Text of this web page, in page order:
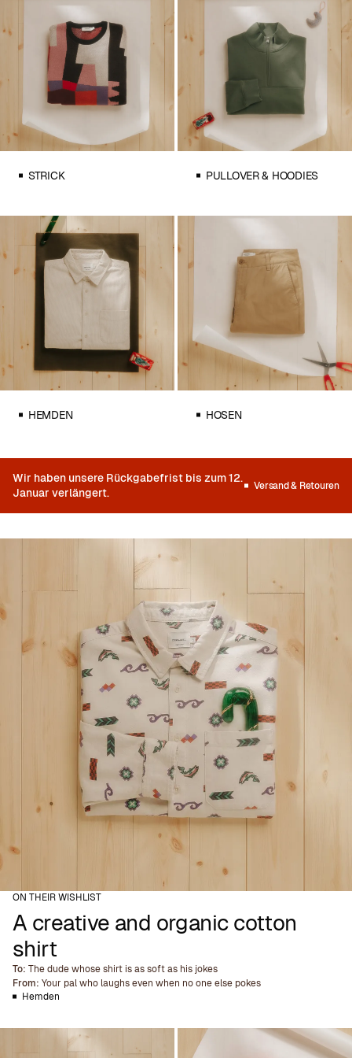
STRICK PULLOVER & HOODIES
HEMDEN HOSEN
Wir haben unsere Rückgabefrist bis zum 12.
Januar verlängert.
Versand & Retouren
ON THEIR WISHLIST
A creative and organic cotton
shirt
To: The dude whose shirt is as soft as his jokes
From: Your pal who laughs even when no one else pokes
Hemden